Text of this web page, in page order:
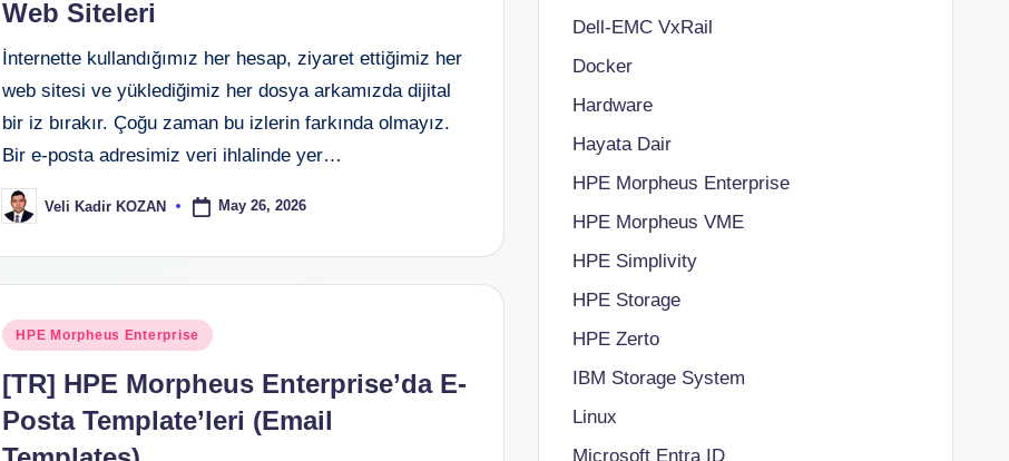
Web Siteleri
İnternette kullandığımız her hesap, ziyaret ettiğimiz her
web sitesi ve yüklediğimiz her dosya arkamızda dijital
bir iz bırakır. Çoğu zaman bu izlerin farkında olmayız.
Bir e-posta adresimiz veri ihlalinde yer…
Posted
by
Veli Kadir KOZAN May 26, 2026
Posted
HPE Morpheus Enterprise
[TR] HPE Morpheus Enterprise’da E-
Posta Template’leri (Email
Dell-EMC VxRail
Docker
Hardware
Hayata Dair
HPE Morpheus Enterprise
HPE Morpheus VME
HPE Simplivity
HPE Storage
HPE Zerto
IBM Storage System
Linux
Microsoft Entra ID